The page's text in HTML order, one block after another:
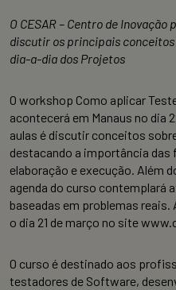
O CESAR – Centro de
discutir os principais
dia-a-dia dos Projetos
O workshop Como aplicar
acontecerá em Manaus no dia
aulas é discutir conceitos
destacando a importância das
elaboração e execução. Além
agenda do curso contemplará
baseadas em problemas
o dia 21 de março no site
O curso é destinado aos
testadores de Software,